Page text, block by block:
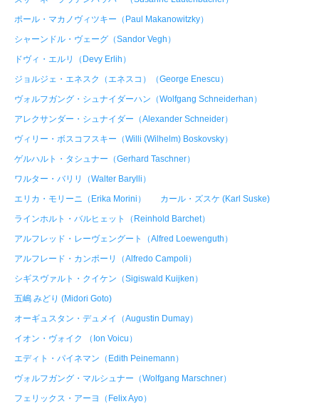
ポール・マカノヴィツキー（Paul Makanowitzky）
シャーンドル・ヴェーグ（Sandor Vegh）
ドヴィ・エルリ（Devy Erlih）
ジョルジェ・エネスク（エネスコ）（George Enescu）
ヴォルフガング・シュナイダーハン（Wolfgang Schneiderhan）
アレクサンダー・シュナイダー（Alexander Schneider）
ヴィリー・ボスコフスキー（Willi (Wilhelm) Boskovsky）
ゲルハルト・タシュナー（Gerhard Taschner）
ワルター・バリリ（Walter Barylli）
エリカ・モリーニ（Erika Morini）
カール・ズスケ (Karl Suske)
ラインホルト・バルヒェット（Reinhold Barchet）
アルフレッド・レーヴェングート（Alfred Loewenguth）
アルフレード・カンポーリ（Alfredo Campoli）
シギスヴァルト・クイケン（Sigiswald Kuijken）
五嶋 みどり (Midori Goto)
オーギュスタン・デュメイ（Augustin Dumay）
イオン・ヴォイク （Ion Voicu）
エディト・パイネマン（Edith Peinemann）
ヴォルフガング・マルシュナー（Wolfgang Marschner）
フェリックス・アーヨ（Felix Ayo）